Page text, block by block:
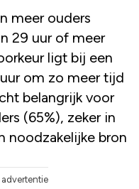
meer ouders
29 uur of meer
ligt bij een
om zo meer tijd
belangrijk voor
(65%), zeker in
noodzakelijke bron
advertentie